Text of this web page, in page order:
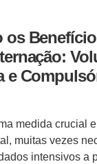
os
e
medida crucial
muitas vezes
intensivos a